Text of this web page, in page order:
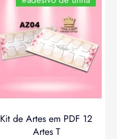
Kit de Artes em PDF 12
Artes T